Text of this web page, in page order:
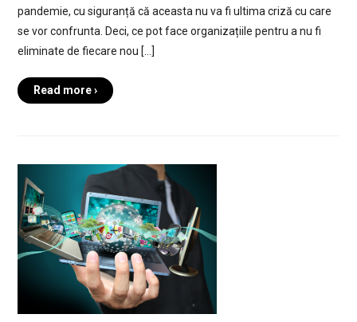
pandemie, cu siguranță că aceasta nu va fi ultima criză cu care
se vor confrunta. Deci, ce pot face organizațiile pentru a nu fi
eliminate de fiecare nou […]
Read more ›